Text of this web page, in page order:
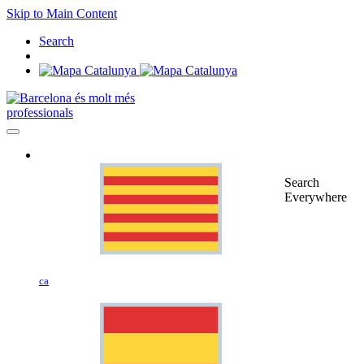
Skip to Main Content
Search
professionals
ca
Search
Everywhere